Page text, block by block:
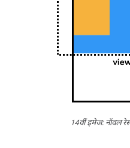
14वीं इमेज: नॉवल